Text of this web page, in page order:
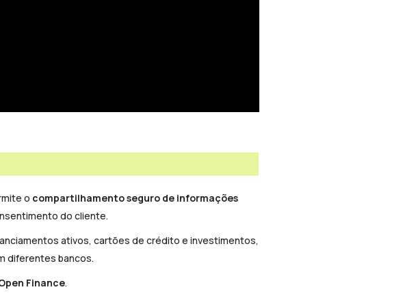
o compartilhamento seguro de informações
do cliente.
ativos, cartões de crédito e investimentos,
diferentes bancos.
Finance.